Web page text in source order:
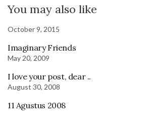
You may also like
October 9, 2015
Imaginary Friends
May 20, 2009
I love your post, dear ..
August 30, 2008
11 Agustus 2008